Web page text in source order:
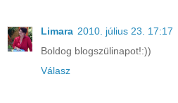
Limara 2010. július 23. 17:17
Boldog blogszülinapot!:))
Válasz